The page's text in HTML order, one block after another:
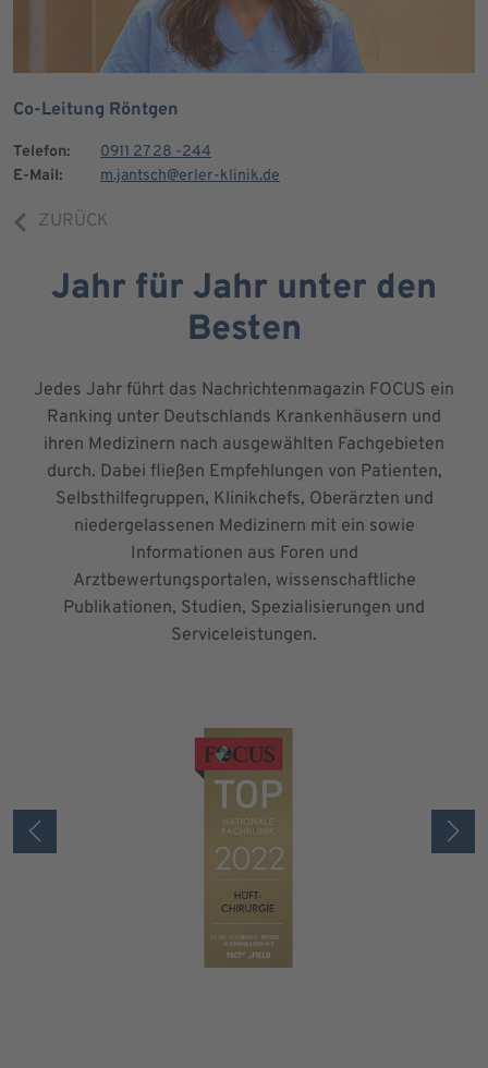
Co-Leitung Röntgen
Telefon:
0911 27 28 -244
E-Mail:
m.jantsch@erler-klinik.de
ZURÜCK
Jahr für Jahr unter den
Besten
Jedes Jahr führt das Nachrichtenmagazin FOCUS ein
Ranking unter Deutschlands Krankenhäusern und
ihren Medizinern nach ausgewählten Fachgebieten
durch. Dabei fließen Empfehlungen von Patienten,
Selbsthilfegruppen, Klinikchefs, Oberärzten und
niedergelassenen Medizinern mit ein sowie
Informationen aus Foren und
Arztbewertungsportalen, wissenschaftliche
Publikationen, Studien, Spezialisierungen und
Serviceleistungen.